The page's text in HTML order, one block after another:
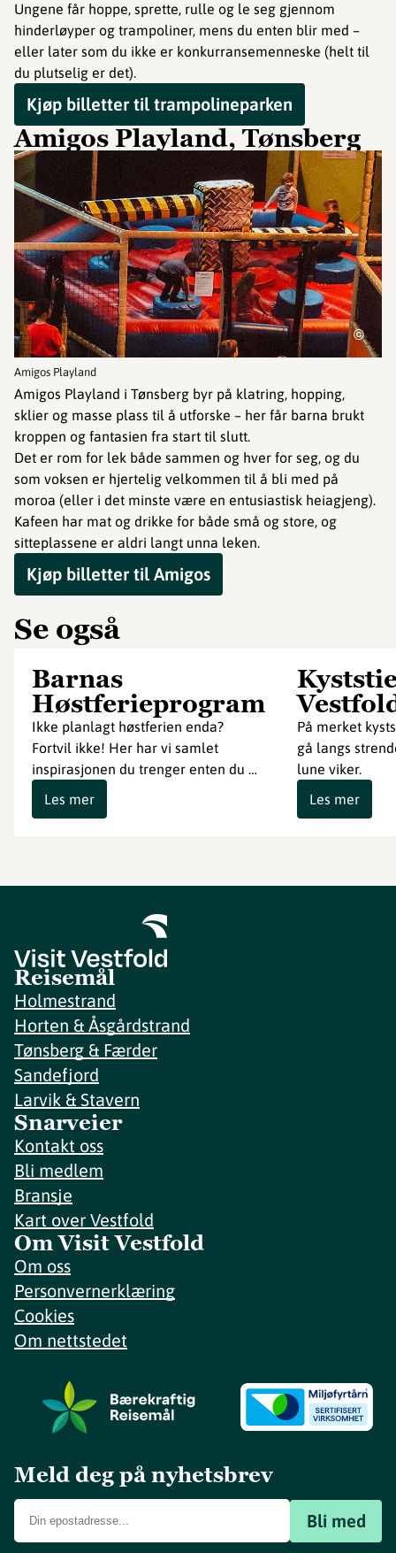
Ungene får hoppe, sprette, rulle og le seg gjennom
hinderløyper og trampoliner, mens du enten blir med –
eller later som du ikke er konkurransemenneske (helt til
du plutselig er det).
Kjøp billetter til trampolineparken
Amigos Playland, Tønsberg
©
Amigos Playland
Amigos Playland i Tønsberg byr på klatring, hopping,
sklier og masse plass til å utforske – her får barna brukt
kroppen og fantasien fra start til slutt.
Det er rom for lek både sammen og hver for seg, og du
som voksen er hjertelig velkommen til å bli med på
moroa (eller i det minste være en entusiastisk heiagjeng).
Kafeen har mat og drikke for både små og store, og
sitteplassene er aldri langt unna leken.
Kjøp billetter til Amigos
Se også
Barnas
Høstferieprogram
Ikke planlagt høstferien enda?
Fortvil ikke! Her har vi samlet
inspirasjonen du trenger enten du …
Les mer
På merket
gå langs
lune viker.
Les mer
Reisemål
Holmestrand
Horten & Åsgårdstrand
Tønsberg & Færder
Sandefjord
Larvik & Stavern
Snarveier
Kontakt oss
Bli medlem
Bransje
Kart over Vestfold
Om Visit Vestfold
Om oss
Personvernerklæring
Cookies
Om nettstedet
Meld deg på nyhetsbrev
Bli med